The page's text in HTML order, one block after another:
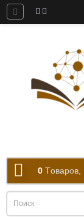
0 Tоваров,